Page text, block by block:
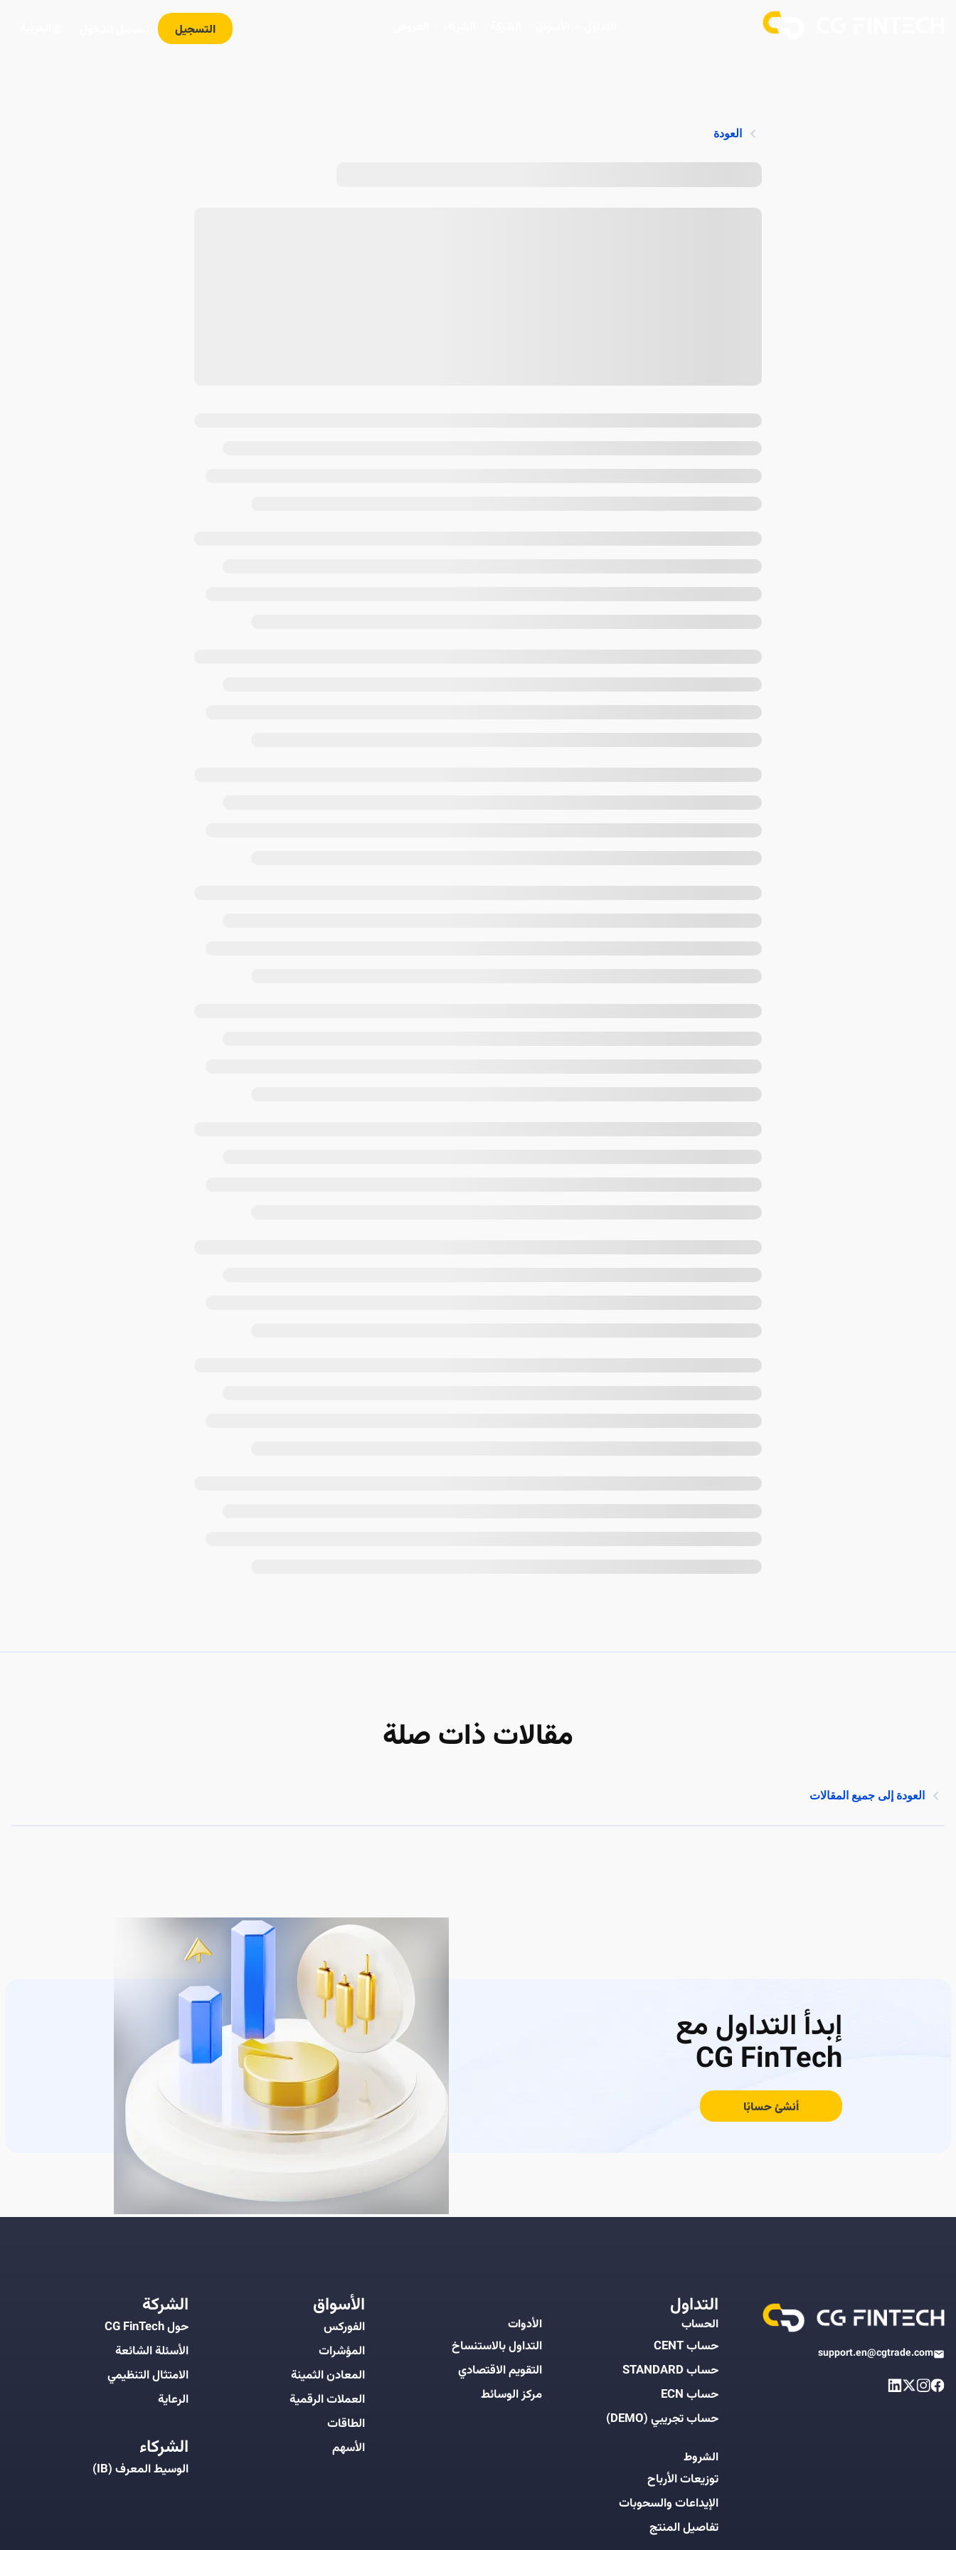
التسجيل
العودة
مقالات ذات صلة
العودة إلى جميع المقالات
إبدأ التداول مع
CG FinTech
أنشئ حسابًا
support.en@cgtrade.com
التداول
الحساب
حساب CENT
حساب STANDARD
حساب ECN
حساب تجريبي (DEMO)
الشروط
توزيعات الأرباح
الإيداعات والسحوبات
تفاصيل المنتج
الأدوات
التداول بالاستنساخ
التقويم الاقتصادي
مركز الوسائط
الأسواق
الفوركس
المؤشرات
المعادن الثمينة
العملات الرقمية
الطاقات
الأسهم
الشركة
حول CG FinTech
الأسئلة الشائعة
الامتثال التنظيمي
الرعاية
الشركاء
الوسيط المعرف (IB)